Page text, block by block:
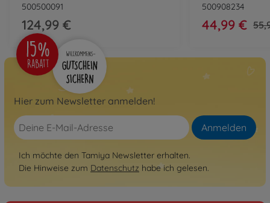
500500091
124,99 €
500908234
44,99 €
Hier zum Newsletter anmelden!
Anmelden
Ich möchte den Tamiya Newsletter erhalten.
Die Hinweise zum Datenschutz habe ich gelesen.